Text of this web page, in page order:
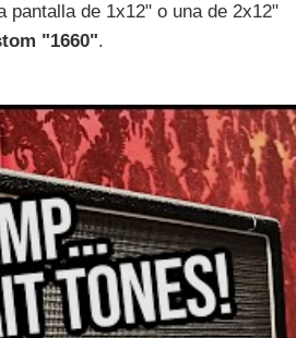
pantalla de 1x12" o una de 2x12"
"1660".